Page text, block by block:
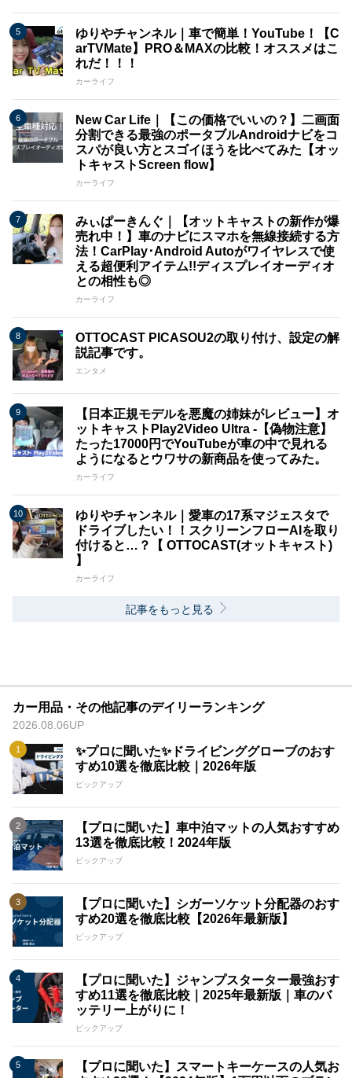
ゆりやチャンネル｜車で簡単！YouTube！【C
arTVMate】PRO＆MAXの比較！オススメはこ
れだ！！！
カーライフ
New Car Life｜【この価格でいいの？】二画面
分割できる最強のポータブルAndroidナビをコ
スパが良い方とスゴイほうを比べてみた【オッ
トキャストScreen flow】
カーライフ
みぃぱーきんぐ｜【オットキャストの新作が爆
売れ中！】車のナビにスマホを無線接続する方
法！CarPlay･Android Autoがワイヤレスで使
える超便利アイテム!!ディスプレイオーディオ
との相性も◎
カーライフ
OTTOCAST PICASOU2の取り付け、設定の解
説記事です。
エンタメ
【日本正規モデルを悪魔の姉妹がレビュー】オ
ットキャストPlay2Video Ultra -【偽物注意】
たった17000円でYouTubeが車の中で見れる
ようになるとウワサの新商品を使ってみた。
カーライフ
ゆりやチャンネル｜愛車の17系マジェスタで
ドライブしたい！！スクリーンフローAIを取り
付けると…？【 OTTOCAST(オットキャスト)
】
カーライフ
記事をもっと見る
カー用品・その他記事のデイリーランキング
2026.08.06UP
✨プロに聞いた✨ドライビンググローブのおす
すめ10選を徹底比較｜2026年版
ピックアップ
【プロに聞いた】車中泊マットの人気おすすめ
13選を徹底比較！2024年版
ピックアップ
【プロに聞いた】シガーソケット分配器のおす
すめ20選を徹底比較【2026年最新版】
ピックアップ
【プロに聞いた】ジャンプスターター最強おす
すめ11選を徹底比較｜2025年最新版｜車のバ
ッテリー上がりに！
ピックアップ
【プロに聞いた】スマートキーケースの人気お